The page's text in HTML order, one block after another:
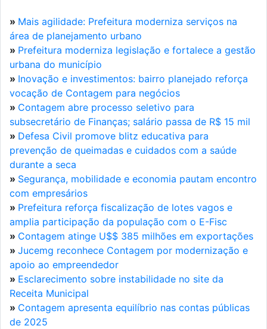
» Mais agilidade: Prefeitura moderniza serviços na
área de planejamento urbano
» Prefeitura moderniza legislação e fortalece a gestão
urbana do município
» Inovação e investimentos: bairro planejado reforça
vocação de Contagem para negócios
» Contagem abre processo seletivo para
subsecretário de Finanças; salário passa de R$ 15 mil
» Defesa Civil promove blitz educativa para
prevenção de queimadas e cuidados com a saúde
durante a seca
» Segurança, mobilidade e economia pautam encontro
com empresários
» Prefeitura reforça fiscalização de lotes vagos e
amplia participação da população com o E-Fisc
» Contagem atinge U$$ 385 milhões em exportações
» Jucemg reconhece Contagem por modernização e
apoio ao empreendedor
» Esclarecimento sobre instabilidade no site da
Receita Municipal
» Contagem apresenta equilíbrio nas contas públicas
de 2025